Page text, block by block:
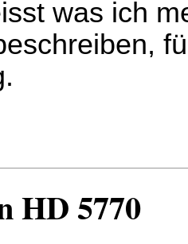
was ich
HD 5770